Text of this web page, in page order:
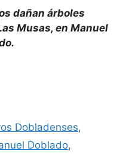
dañan árboles
Musas, en Manuel
Dobladenses,
Doblado,